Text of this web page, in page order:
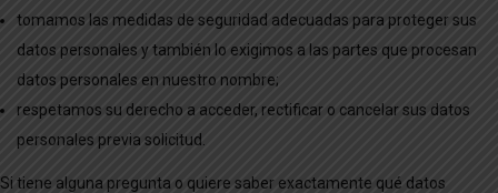
tomamos las medidas de seguridad adecuadas para proteger sus
datos personales y también lo exigimos a las partes que procesan
datos personales en nuestro nombre;
respetamos su derecho a acceder, rectificar o cancelar sus datos
personales previa solicitud.
Si tiene alguna pregunta o quiere saber exactamente qué datos